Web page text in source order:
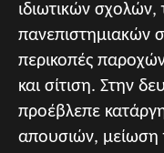
ιδιωτικών
πανεπιστημιακών
περικοπές
και σίτιση. Στην
προέβλεπε
απουσιών, μείωση